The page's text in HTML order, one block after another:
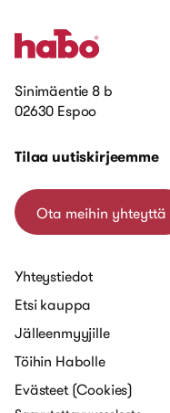
Sinimäentie 8 b
02630 Espoo
Tilaa uutiskirjeemme
Ota meihin yhteyttä
Yhteystiedot
Etsi kauppa
Jälleenmyyjille
Töihin Habolle
Evästeet (Cookies)